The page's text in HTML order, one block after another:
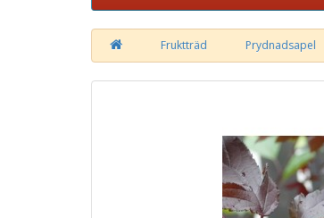
Fruktträd Prydnadsapel